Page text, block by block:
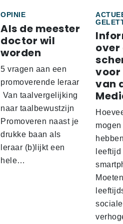
OPINIE
Als de meester
doctor wil
worden
5 vragen aan een
promoverende leraar
Van taalvergelijking
naar taalbewustzijn
Promoveren naast je
drukke baan als
leraar (b)lijkt een
hele…
over
voor
van